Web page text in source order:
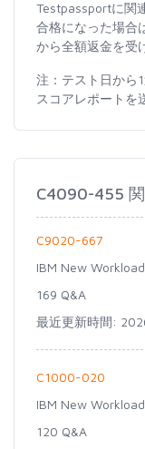
Testpassportに関
合格になった場合
から全額返金を受
注：テスト日から
スコアレポートを
C4090-455
C9020-667
IBM New
169 Q&A
最近更新時間:
C1000-020
IBM New
120 Q&A